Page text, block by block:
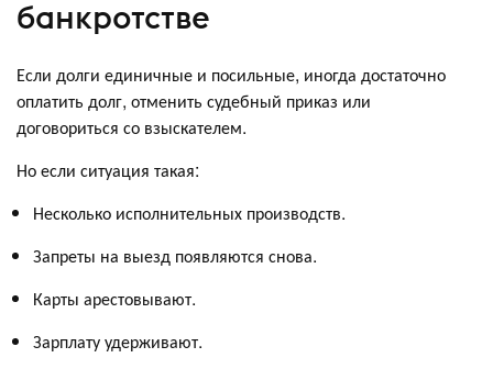
банкротстве
Если долги единичные и посильные, иногда достаточно
оплатить долг, отменить судебный приказ или
договориться со взыскателем.
Но если ситуация такая:
Несколько исполнительных производств.
Запреты на выезд появляются снова.
Карты арестовывают.
Зарплату удерживают.